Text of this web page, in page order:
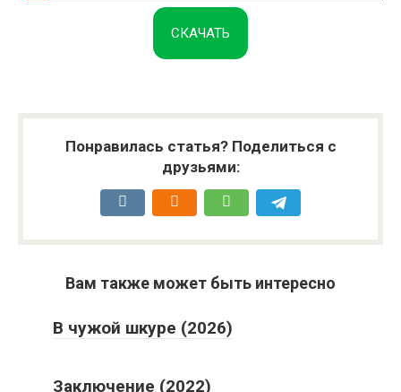
СКАЧАТЬ
Понравилась статья? Поделиться с
друзьями:
Вам также может быть интересно
В чужой шкуре (2026)
Заключение (2022)